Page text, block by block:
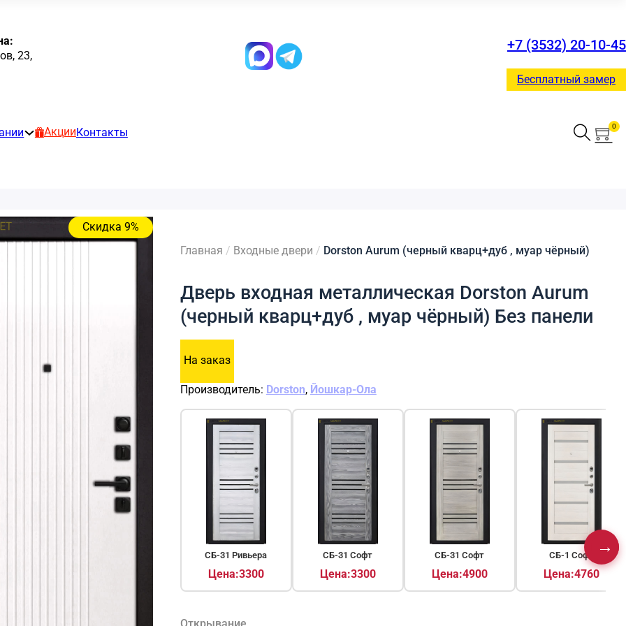
23,
+7 (3532) 20-10-45
Бесплатный замер
Акции Контакты
0
Скидка 9%
Главная / Входные двери / Dorston Aurum (черный кварц+дуб , муар чёрный)
Дверь входная металлическая Dorston Aurum
(черный кварц+дуб , муар чёрный) Без панели
На заказ
Производитель: Dorston, Йошкар-Ола
СБ-31 Ривьера
Цена:3300
СБ-31 Софт
Цена:3300
СБ-31 Софт
Цена:4900
СБ-1 Софт
Цена:4760
→
▶